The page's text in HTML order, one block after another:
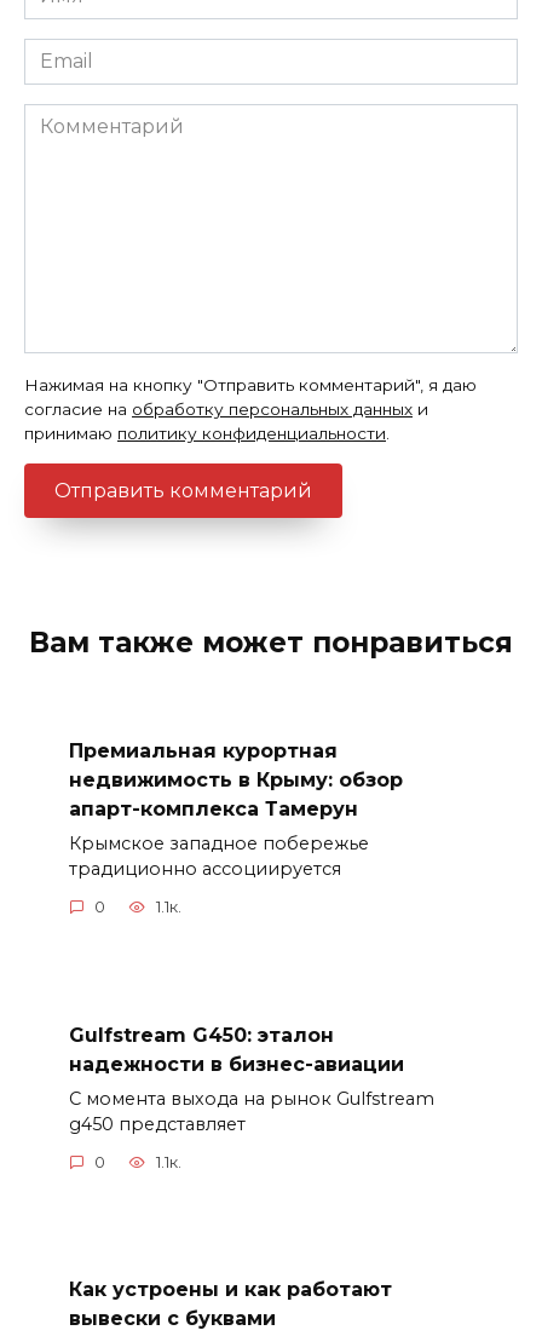
*
Email
*
Комментарий
Нажимая на кнопку "Отправить комментарий", я даю
согласие на обработку персональных данных и
принимаю политику конфиденциальности.
Вам также может понравиться
Премиальная курортная
недвижимость в Крыму: обзор
апарт-комплекса Тамерун
Крымское западное побережье
традиционно ассоциируется
0 1.1к.
Gulfstream G450: эталон
надежности в бизнес-авиации
С момента выхода на рынок Gulfstream
g450 представляет
0 1.1к.
Как устроены и как работают
вывески с буквами